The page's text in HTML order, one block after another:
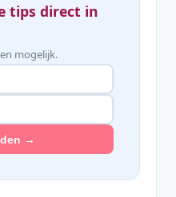
tips direct in
mogelijk.
→